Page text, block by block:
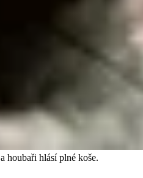
houbaři hlásí plné koše.